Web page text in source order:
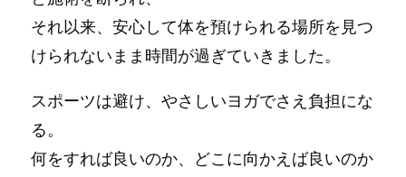
それ以来、安心して体を預けられる場所を見つ
けられないまま時間が過ぎていきました。
スポーツは避け、やさしいヨガでさえ負担にな
る。
何をすれば良いのか、どこに向かえば良いのか